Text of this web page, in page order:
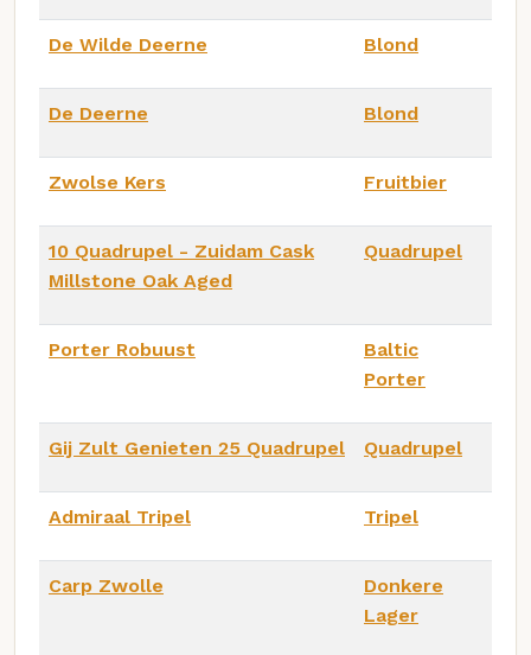
De Wilde Deerne Blond
De Deerne Blond
Zwolse Kers Fruitbier
10 Quadrupel - Zuidam Cask
Millstone Oak Aged
Quadrupel
Porter Robuust
Baltic
Porter
Gij Zult Genieten 25 Quadrupel Quadrupel
Admiraal Tripel Tripel
Carp Zwolle
Donkere
Lager